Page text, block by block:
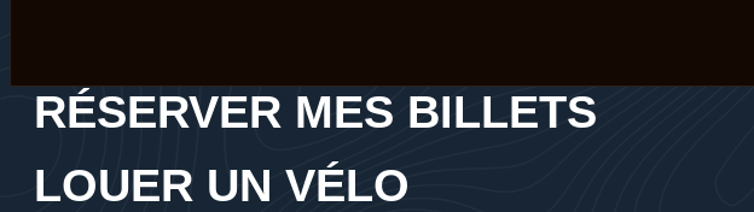
RÉSERVER MES BILLETS
LOUER UN VÉLO